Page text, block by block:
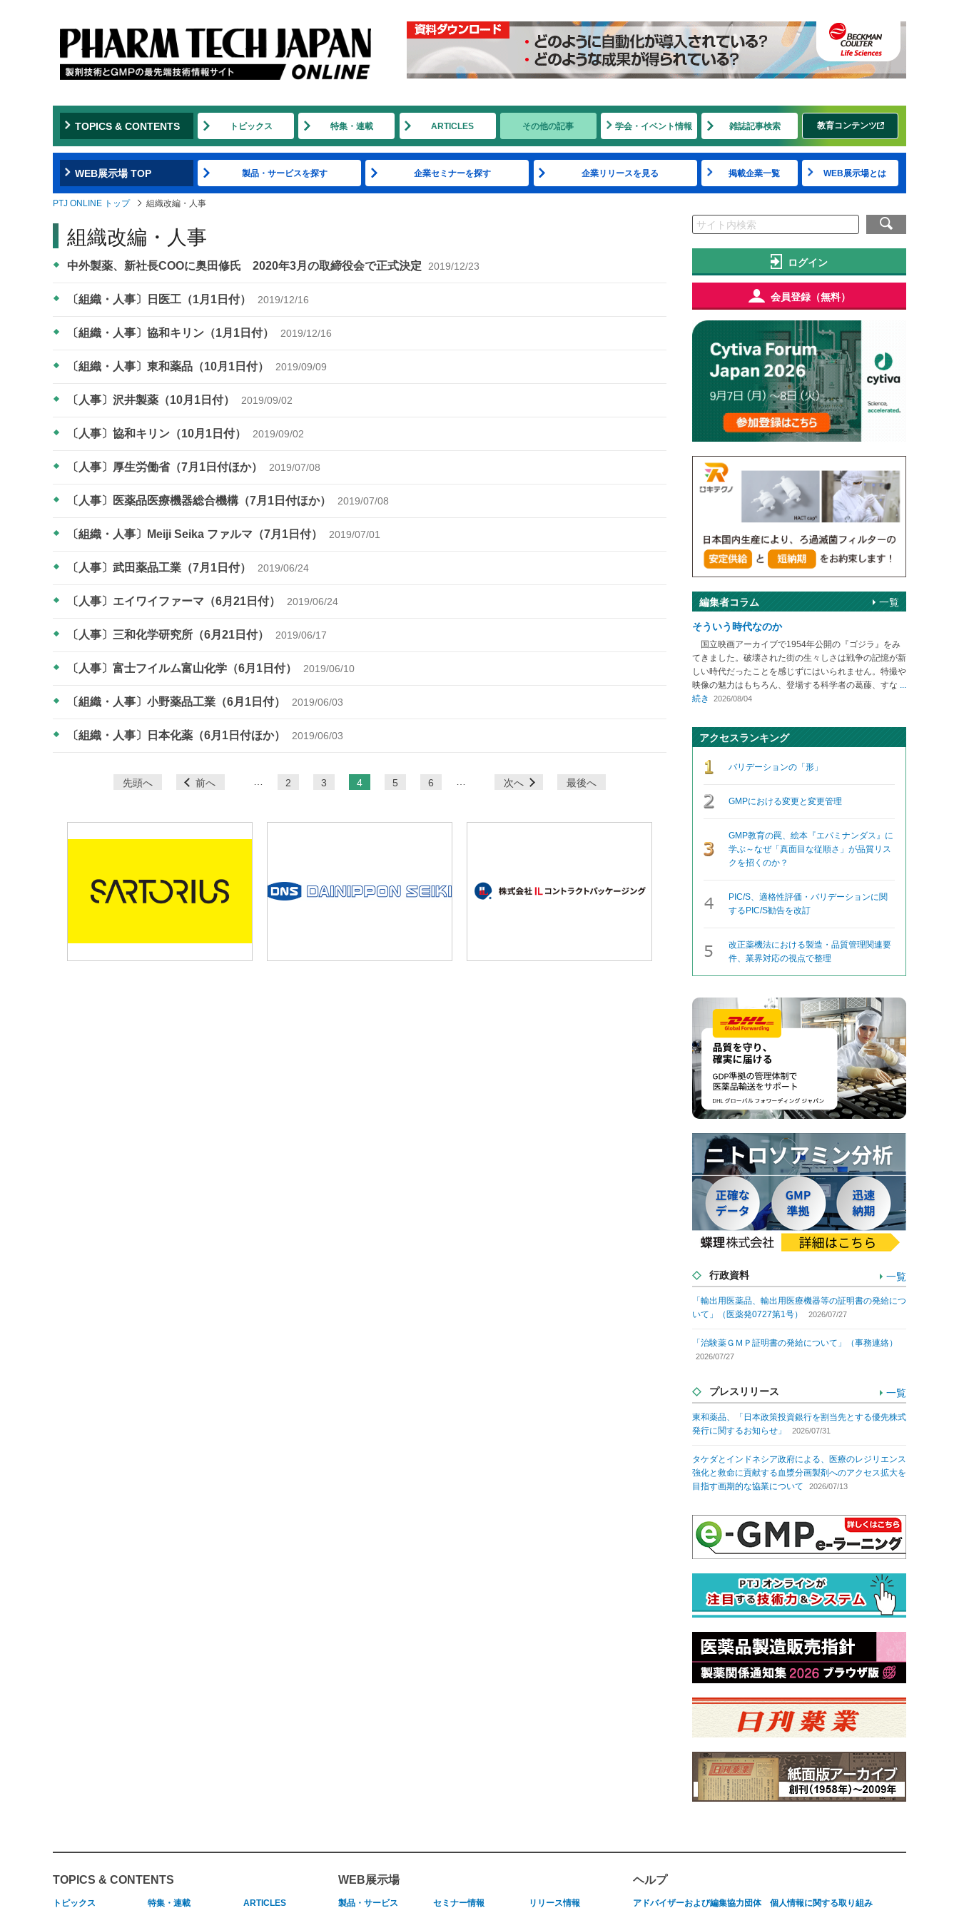
TOPICS & CONTENTS トピックス 特集・連載 ARTICLES その他の記事 学会・イベント情報 雑誌記事検索 教育コンテンツ
WEB展示場 TOP 製品・サービスを探す 企業セミナーを探す 企業リリースを見る 掲載企業一覧 WEB展示場とは
PTJ ONLINE トップ 組織改編・人事
組織改編・人事
中外製薬、新社長COOに奥田修氏 2020年3月の取締役会で正式決定 2019/12/23
〔組織・人事〕日医工（1月1日付） 2019/12/16
〔組織・人事〕協和キリン（1月1日付） 2019/12/16
〔組織・人事〕東和薬品（10月1日付） 2019/09/09
〔人事〕沢井製薬（10月1日付） 2019/09/02
〔人事〕協和キリン（10月1日付） 2019/09/02
〔人事〕厚生労働省（7月1日付ほか） 2019/07/08
〔人事〕医薬品医療機器総合機構（7月1日付ほか） 2019/07/08
〔組織・人事〕Meiji Seika ファルマ（7月1日付） 2019/07/01
〔人事〕武田薬品工業（7月1日付） 2019/06/24
〔人事〕エイワイファーマ（6月21日付） 2019/06/24
〔人事〕三和化学研究所（6月21日付） 2019/06/17
〔人事〕富士フイルム富山化学（6月1日付） 2019/06/10
〔組織・人事〕小野薬品工業（6月1日付） 2019/06/03
〔組織・人事〕日本化薬（6月1日付ほか） 2019/06/03
先頭へ 前へ 2 3 4 5 6 次へ 最後へ
ログイン
会員登録（無料）
編集者コラム
そういう時代なのか
国立映画アーカイブで1954年公開の『ゴジラ』をみ
てきました。破壊された街の生々しさは戦争の記憶が新
しい時代だったことを感じずにはいられません。特撮や
映像の魅力はもちろん、登場する科学者の葛藤、すな ...
続き
2026/08/04
一覧
アクセスランキング
バリデーションの「形」
GMPにおける変更と変更管理
GMP教育の罠、絵本『エパミナンダス』に
学ぶ～なぜ「真面目な従順さ」が品質リス
クを招くのか？
PIC/S、適格性評価・バリデーションに関
するPIC/S勧告を改訂
改正薬機法における製造・品質管理関連要
件、業界対応の視点で整理
行政資料 一覧
「輸出用医薬品、輸出用医療機器等の証明書の発給につ
いて」（医薬発0727第1号）
2026/07/27
「治験薬ＧＭＰ証明書の発給について」（事務連絡）
2026/07/27
プレスリリース 一覧
東和薬品、「日本政策投資銀行を割当先とする優先株式
発行に関するお知らせ」
2026/07/31
タケダとインドネシア政府による、医療のレジリエンス
強化と救命に貢献する血漿分画製剤へのアクセス拡大を
目指す画期的な協業について
2026/07/13
TOPICS & CONTENTS
トピックス 特集・連載 ARTICLES
WEB展示場
製品・サービス セミナー情報 リリース情報
ヘルプ
アドバイザーおよび編集協力団体 個人情報に関する取り組み